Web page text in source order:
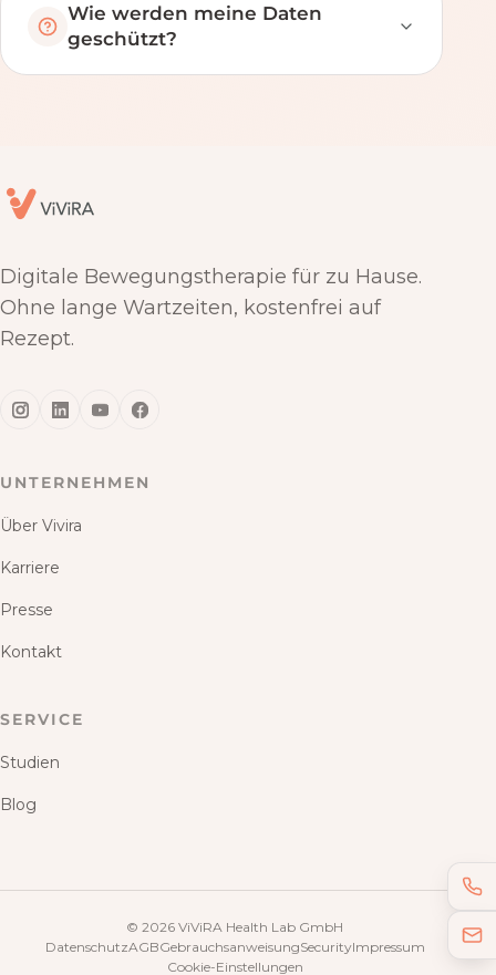
Wie werden meine Daten
geschützt?
Digitale Bewegungstherapie für zu Hause.
Ohne lange Wartzeiten, kostenfrei auf
Rezept.
UNTERNEHMEN
Über Vivira
Karriere
Presse
Kontakt
SERVICE
Studien
Blog
© 2026 ViViRA Health Lab GmbH
DatenschutzAGBGebrauchsanweisungSecurityImpressum
Cookie-Einstellungen